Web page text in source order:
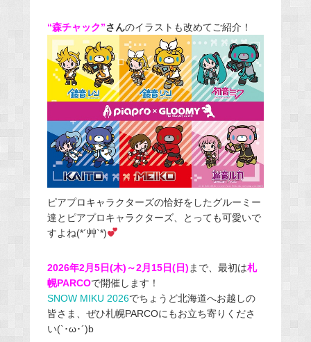
“森チャック”さんのイラストも改めてご紹介！
ピアプロキャラクターズの恰好をしたグルーミー
達とピアプロキャラクターズ、とっても可愛いで
すよね(*´艸`*)
2026年2月5日(木)～2月15日(日) まで、最初は札
幌PARCOで開催します！
SNOW MIKU 2026でちょうど北海道へお越しの
皆さま、ぜひ札幌PARCOにもお立ち寄りくださ
い(`･ω･´)b